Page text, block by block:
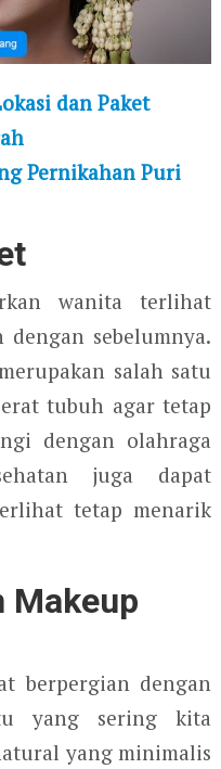
dan Paket
Pernikahan Puri
wanita terlihat
sebelumnya.
salah satu
tubuh agar tetap
dengan olahraga
juga dapat
tetap menarik
Makeup
berpergian dengan
yang sering kita
yang minimalis